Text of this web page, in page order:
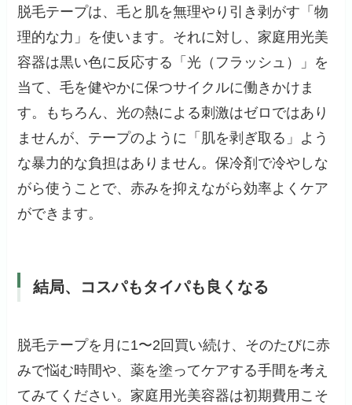
脱毛テープは、毛と肌を無理やり引き剥がす「物
理的な力」を使います。それに対し、家庭用光美
容器は黒い色に反応する「光（フラッシュ）」を
当て、毛を健やかに保つサイクルに働きかけま
す。もちろん、光の熱による刺激はゼロではあり
ませんが、テープのように「肌を剥ぎ取る」よう
な暴力的な負担はありません。保冷剤で冷やしな
がら使うことで、赤みを抑えながら効率よくケア
ができます。
結局、コスパもタイパも良くなる
脱毛テープを月に1〜2回買い続け、そのたびに赤
みで悩む時間や、薬を塗ってケアする手間を考え
てみてください。家庭用光美容器は初期費用こそ